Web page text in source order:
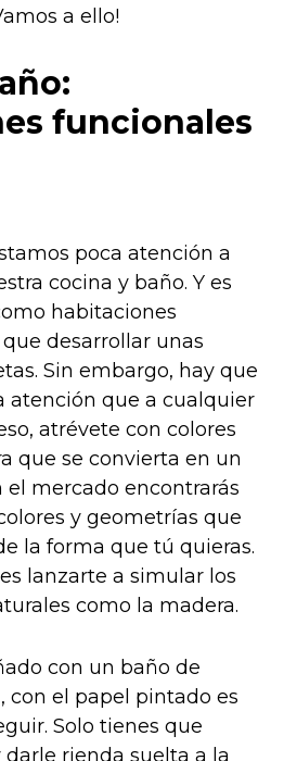
a ello!
funcionales
poca atención a
cocina y baño. Y es
habitaciones
desarrollar unas
Sin embargo, hay que
atención que a cualquier
atrévete con colores
que se convierta en un
mercado encontrarás
y geometrías que
la forma que tú quieras.
lanzarte a simular los
como la madera.
con un baño de
con el papel pintado es
Solo tienes que
rienda suelta a la